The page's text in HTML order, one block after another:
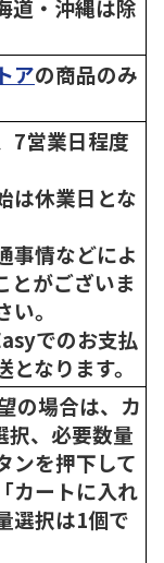
道・沖縄は除
アの商品のみ
7営業日程度
は休業日とな
事情などによ
とがございま
。
でのお支払
なります。
の場合は、カ
択、必要数量
ンを押下して
カートに入れ
選択は1個で